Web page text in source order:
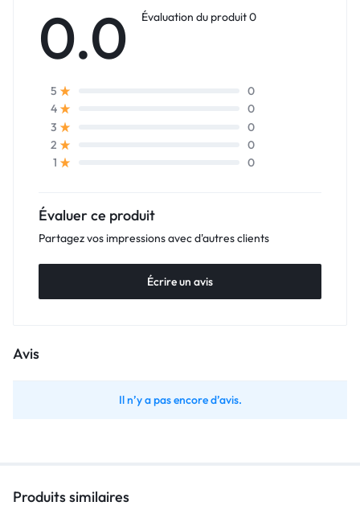
0.0 Évaluation du produit 0
5
0
4
0
3
0
2
0
1
0
Évaluer ce produit
Partagez vos impressions avec d'autres clients
Écrire un avis
Avis
Il n’y a pas encore d’avis.
Produits similaires